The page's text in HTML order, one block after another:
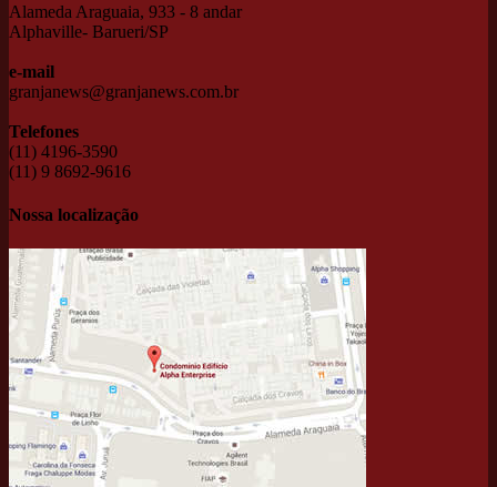
Alameda Araguaia, 933 - 8 andar
Alphaville- Barueri/SP
e-mail
granjanews@granjanews.com.br
Telefones
(11) 4196-3590
(11) 9 8692-9616
Nossa localização